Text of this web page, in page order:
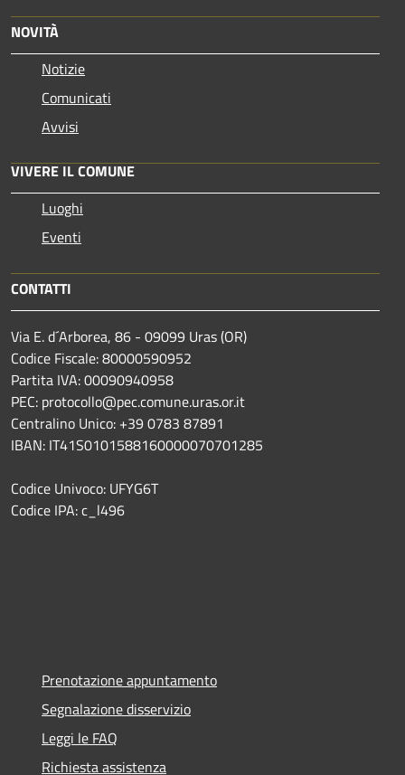
NOVITÀ
Notizie
Comunicati
Avvisi
VIVERE IL COMUNE
Luoghi
Eventi
CONTATTI
Via E. d´Arborea, 86 - 09099 Uras (OR)
Codice Fiscale: 80000590952
Partita IVA: 00090940958
PEC: protocollo@pec.comune.uras.or.it
Centralino Unico: +39 0783 87891
IBAN: IT41S0101588160000070701285
Codice Univoco: UFYG6T
Codice IPA: c_l496
Prenotazione appuntamento
Segnalazione disservizio
Leggi le FAQ
Richiesta assistenza